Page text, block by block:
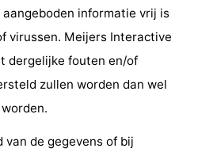
informatie vrij is
virussen. Meijers Interactive
dergelijke fouten en/of
zullen worden dan wel
de gegevens of bij